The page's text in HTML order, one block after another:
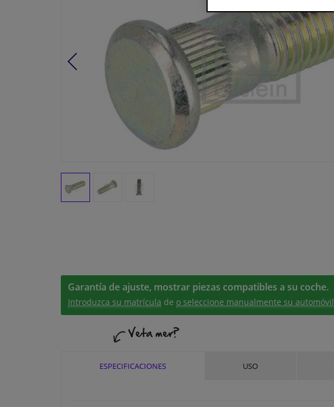
Garantía de ajuste, mostrar piezas compatibles a su coche.
Introduzca su matrícula de o seleccione manualmente su automóvil
ESPECIFICACIONES USO